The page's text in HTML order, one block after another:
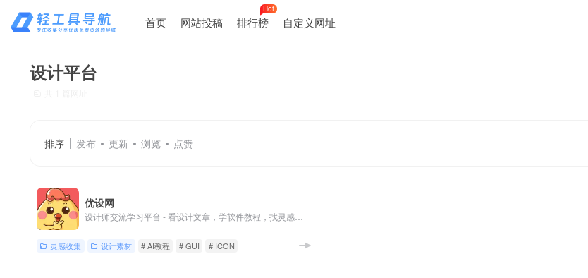
首页 网站投稿 排行榜
Hot
自定义网址
设计平台
排序 发布 更新 浏览 点赞
优设网
灵感收集 设计素材 # AI教程 # GUI # ICON